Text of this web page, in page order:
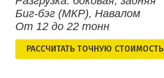
Биг-бэг (МКР), Навалом
От 12 до 22 тонн
РАСCЧИТАТЬ ТОЧНУЮ СТОИМОСТЬ